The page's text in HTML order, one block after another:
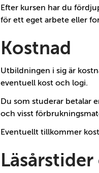
Efter kursen har du
för ett eget arbete eller
Kostnad
Utbildningen i sig är
eventuell kost och logi.
Du som studerar betalar
och visst
Eventuellt tillkommer